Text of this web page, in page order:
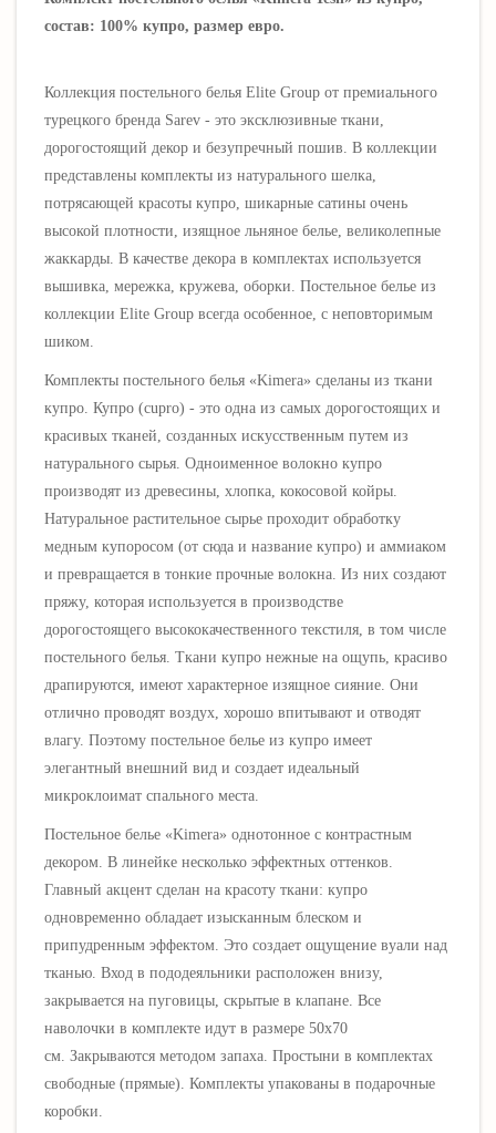
состав: 100% купро, размер евро.
Коллекция постельного белья Elite Group от премиального
турецкого бренда Sarev - это эксклюзивные ткани,
дорогостоящий декор и безупречный пошив. В коллекции
представлены комплекты из натурального шелка,
потрясающей красоты купро, шикарные сатины очень
высокой плотности, изящное льняное белье, великолепные
жаккарды. В качестве декора в комплектах используется
вышивка, мережка, кружева, оборки. Постельное белье из
коллекции Elite Group всегда особенное, с неповторимым
шиком.
Комплекты постельного белья «Kimera» сделаны из ткани
купро. Купро (cupro) - это одна из самых дорогостоящих и
красивых тканей, созданных искусственным путем из
натурального сырья. Одноименное волокно купро
производят из древесины, хлопка, кокосовой койры.
Натуральное растительное сырье проходит обработку
медным купоросом (от сюда и название купро) и аммиаком
и превращается в тонкие прочные волокна. Из них создают
пряжу, которая используется в производстве
дорогостоящего высококачественного текстиля, в том числе
постельного белья. Ткани купро нежные на ощупь, красиво
драпируются, имеют характерное изящное сияние. Они
отлично проводят воздух, хорошо впитывают и отводят
влагу. Поэтому постельное белье из купро имеет
элегантный внешний вид и создает идеальный
микроклоимат спального места.
Постельное белье «Kimera» однотонное с контрастным
декором. В линейке несколько эффектных оттенков.
Главный акцент сделан на красоту ткани: купро
одновременно обладает изысканным блеском и
припудренным эффектом. Это создает ощущение вуали над
тканью. Вход в пододеяльники расположен внизу,
закрывается на пуговицы, скрытые в клапане. Все
наволочки в комплекте идут в размере 50х70
см. Закрываются методом запаха. Простыни в комплектах
свободные (прямые). Комплекты упакованы в подарочные
коробки.